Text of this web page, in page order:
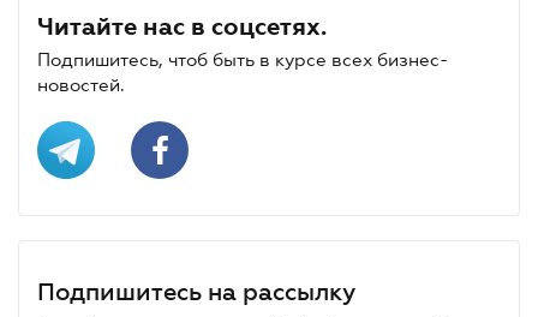
Читайте нас в соцсетях.
Подпишитесь, чтоб быть в курсе всех бизнес-
новостей.
Подпишитесь на рассылку